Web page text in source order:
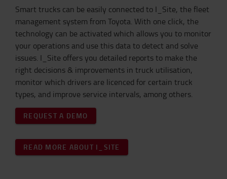
Smart trucks can be easily connected to I_Site, the fleet
management system from Toyota. With one click, the
technology can be activated which allows you to monitor
your operations and use this data to detect and solve
issues. I_Site offers you detailed reports to make the
right decisions & improvements in truck utilisation,
monitor which drivers are licenced for certain truck
types, and improve service intervals, among others.
REQUEST A DEMO
READ MORE ABOUT I_SITE